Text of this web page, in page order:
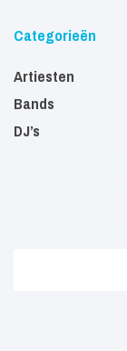
Categorieën
Artiesten
Bands
DJ’s